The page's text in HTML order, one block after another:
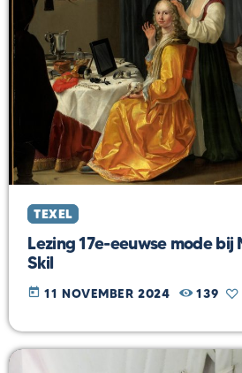
TEXEL
Lezing 17e-eeuwse mode bij
Skil
today 11 NOVEMBER 2024 139